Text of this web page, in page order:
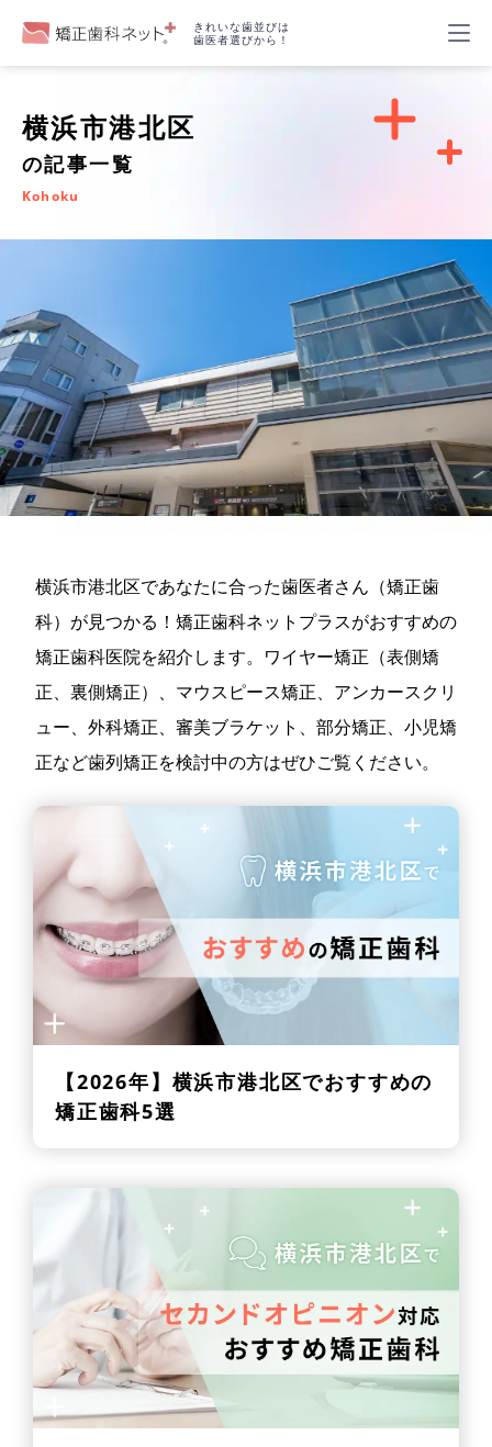
きれいな歯並びは
歯医者選びから！
横浜市港北区
の記事一覧
Kohoku
横浜市港北区であなたに合った歯医者さん（矯正歯
科）が見つかる！矯正歯科ネットプラスがおすすめの
矯正歯科医院を紹介します。ワイヤー矯正（表側矯
正、裏側矯正）、マウスピース矯正、アンカースクリ
ュー、外科矯正、審美ブラケット、部分矯正、小児矯
正など歯列矯正を検討中の方はぜひご覧ください。
【2026年】 横浜市港北区でおすすめの
矯正歯科5選